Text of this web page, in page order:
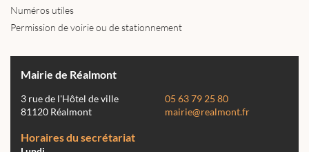
Numéros utiles
Permission de voirie ou de stationnement
Mairie de Réalmont
3 rue de l'Hôtel de ville
81120 Réalmont
05 63 79 25 80
mairie@realmont.fr
Horaires du secrétariat